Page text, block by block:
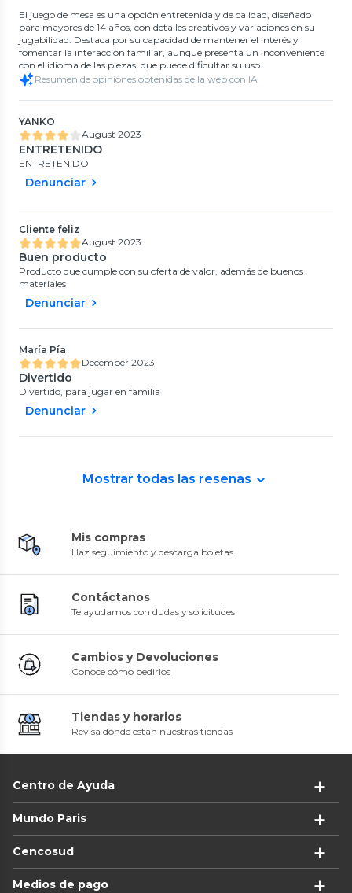
El juego de mesa es una opción entretenida y de calidad, diseñado
para mayores de 14 años, con detalles creativos y variaciones en su
jugabilidad. Destaca por su capacidad de mantener el interés y
fomentar la interacción familiar, aunque presenta un inconveniente
con el idioma de las piezas, que puede dificultar su uso.
Resumen de opiniones obtenidas de la web con IA
YANKO
August 2023
ENTRETENIDO
ENTRETENIDO
Denunciar
Cliente feliz
August 2023
Buen producto
Producto que cumple con su oferta de valor, además de buenos
materiales
Denunciar
María Pía
December 2023
Divertido
Divertido, para jugar en familia
Denunciar
Mostrar todas las reseñas
Mis compras
Haz seguimiento y descarga boletas
Contáctanos
Te ayudamos con dudas y solicitudes
Cambios y Devoluciones
Conoce cómo pedirlos
Tiendas y horarios
Revisa dónde están nuestras tiendas
Centro de Ayuda
Mundo Paris
Cencosud
Medios de pago